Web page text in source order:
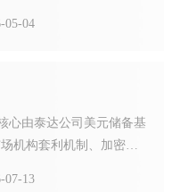
05-04
心由泰达公司美元储备基
机构套利机制、加密市
07-13